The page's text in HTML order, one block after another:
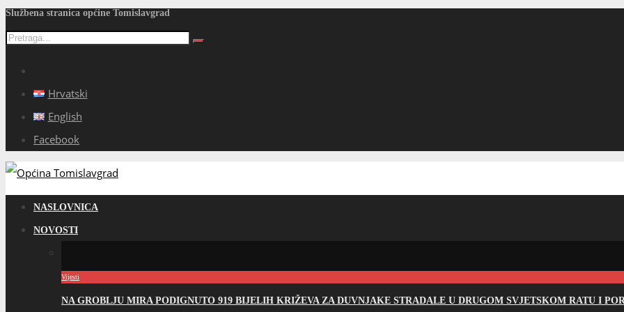
Službena stranica općine Tomislavgrad
Hrvatski
English
Facebook
NASLOVNICA
NOVOSTI
Vijesti
NA GROBLJU MIRA PODIGNUTO 919 BIJELIH KRIŽEVA ZA DUVNJAKE STRADALE U DRUGOM SVJETSKOM RATU I